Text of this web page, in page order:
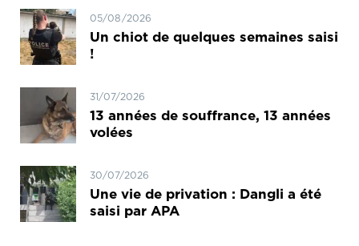
05/08/2026
Un chiot de quelques semaines saisi
!
31/07/2026
13 années de souffrance, 13 années
volées
30/07/2026
Une vie de privation : Dangli a été
saisi par APA